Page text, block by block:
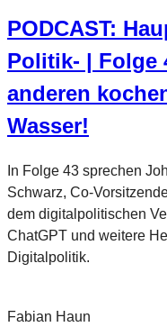
PODCAST:
Politik- | Folge
anderen
Wasser!
In Folge 43 sprechen
Schwarz, Co-
dem digitalpolitischen
ChatGPT und weitere
Digitalpolitik.
Fabian Haun